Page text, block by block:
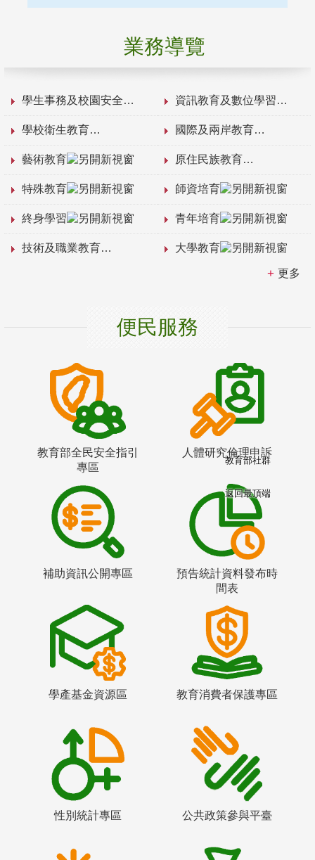
業務導覽
學生事務及校園安全 資訊教育及數位學習
學校衛生教育 國際及兩岸教育
藝術教育 原住民族教育
特殊教育 師資培育
終身學習 青年培育
技術及職業教育 大學教育
更多
便民服務
教育部全民安全指引
專區
人體研究倫理申訴
補助資訊公開專區
預告統計資料發布時
間表
學產基金資源區 教育消費者保護專區
性別統計專區 公共政策參與平臺
教育部社群
返回最頂端